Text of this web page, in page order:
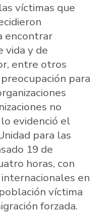
víctimas que
encontrar
vida y de
entre otros
para
no
evidenció el
para las
19 de
horas, con
en
víctima
forzada.